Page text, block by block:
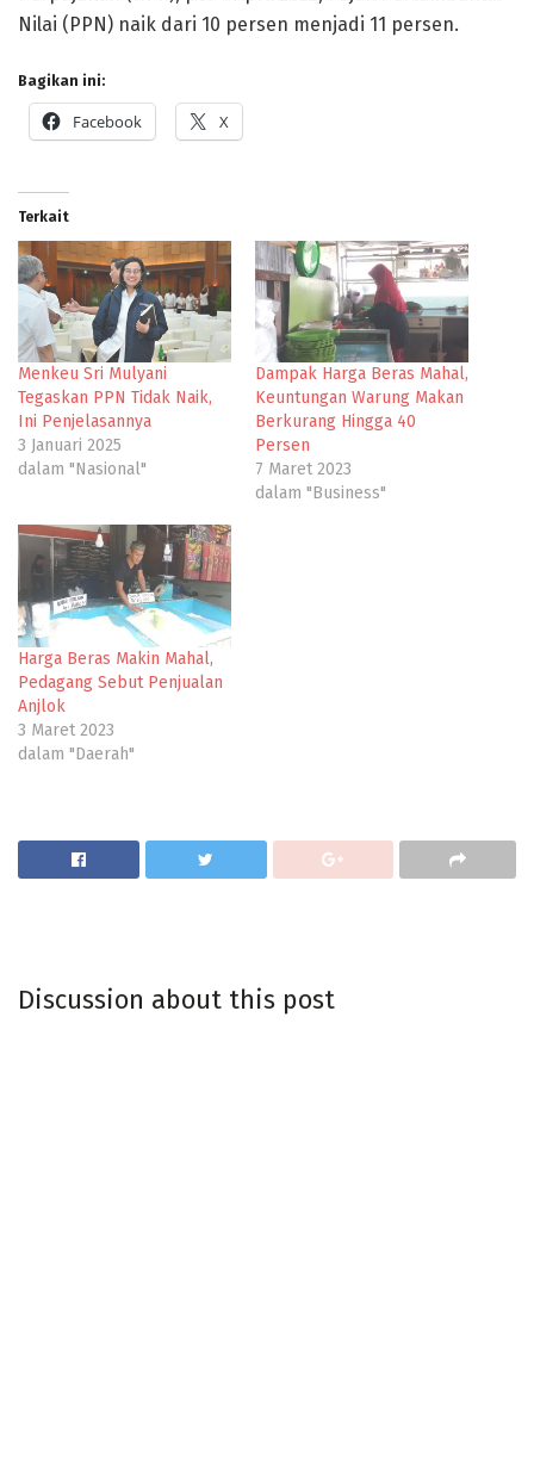
Nilai (PPN) naik dari 10 persen menjadi 11 persen.
Bagikan ini:
Facebook X
Terkait
Menkeu Sri Mulyani
Tegaskan PPN Tidak Naik,
Ini Penjelasannya
3 Januari 2025
dalam "Nasional"
Dampak Harga Beras Mahal,
Keuntungan Warung Makan
Berkurang Hingga 40
Persen
7 Maret 2023
dalam "Business"
Harga Beras Makin Mahal,
Pedagang Sebut Penjualan
Anjlok
3 Maret 2023
dalam "Daerah"
Discussion about this post